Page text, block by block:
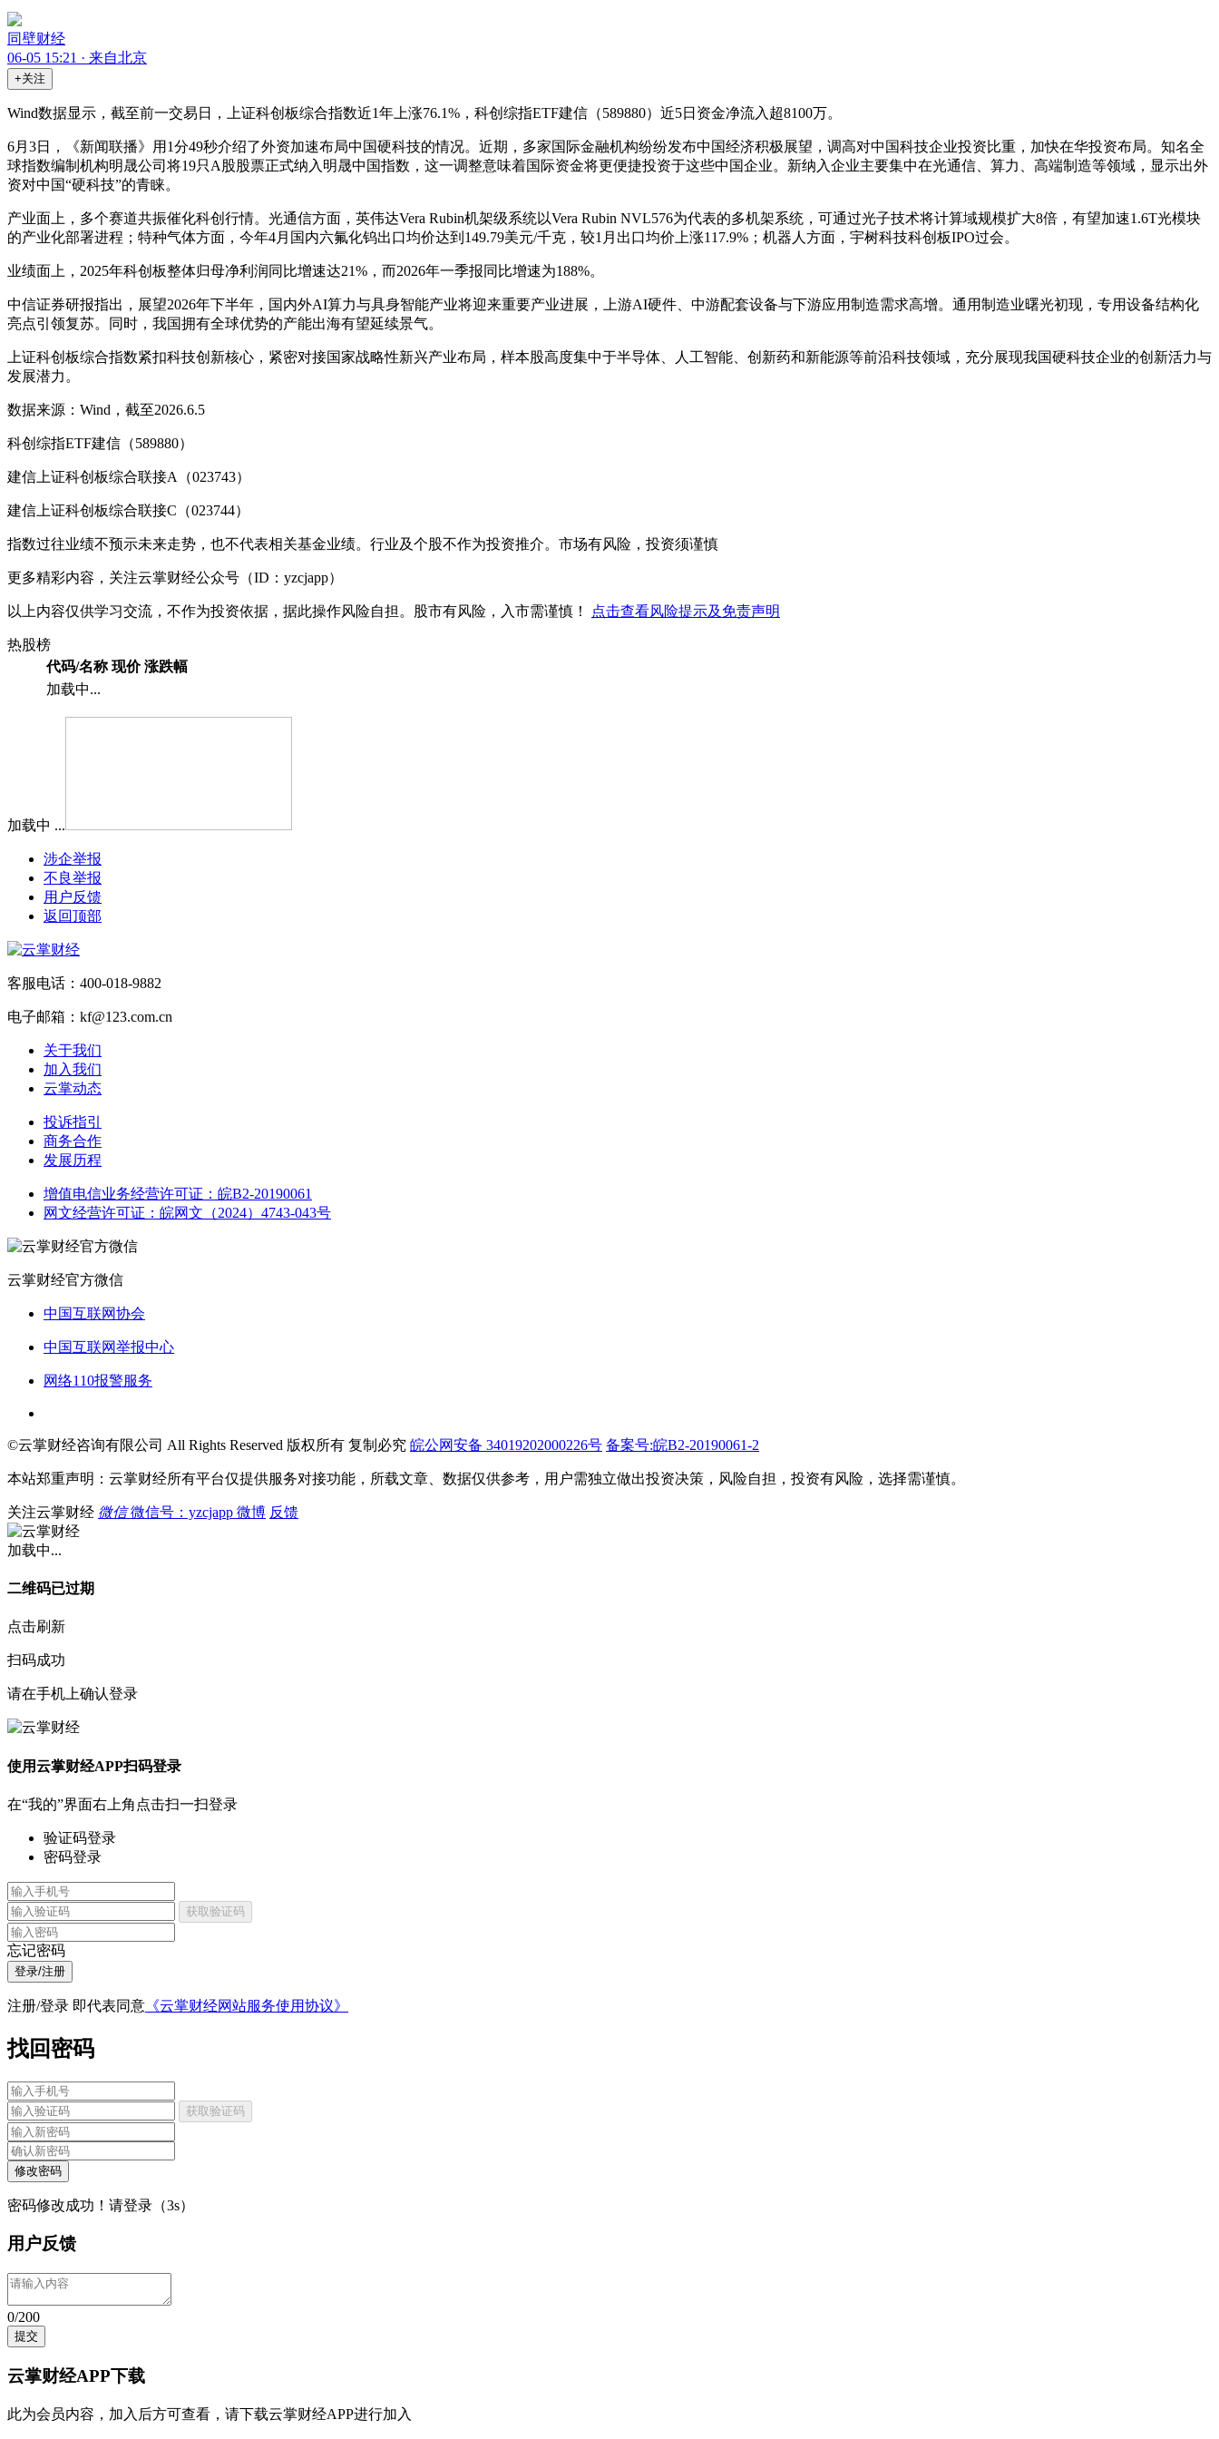
同壁财经
06-05 15:21 · 来自北京
+关注
Wind数据显示，截至前一交易日，上证科创板综合指数近1年上涨76.1%，科创综指ETF建信（589880）近5日资金净流入超8100万。
6月3日，《新闻联播》用1分49秒介绍了外资加速布局中国硬科技的情况。近期，多家国际金融机构纷纷发布中国经济积极展望，调高对中国科技企业投资比重，加快在华投资布局。知名全
球指数编制机构明晟公司将19只A股股票正式纳入明晟中国指数，这一调整意味着国际资金将更便捷投资于这些中国企业。新纳入企业主要集中在光通信、算力、高端制造等领域，显示出外
资对中国“硬科技”的青睐。
产业面上，多个赛道共振催化科创行情。光通信方面，英伟达Vera Rubin机架级系统以Vera Rubin NVL576为代表的多机架系统，可通过光子技术将计算域规模扩大8倍，有望加速1.6T光模块
的产业化部署进程；特种气体方面，今年4月国内六氟化钨出口均价达到149.79美元/千克，较1月出口均价上涨117.9%；机器人方面，宇树科技科创板IPO过会。
业绩面上，2025年科创板整体归母净利润同比增速达21%，而2026年一季报同比增速为188%。
中信证券研报指出，展望2026年下半年，国内外AI算力与具身智能产业将迎来重要产业进展，上游AI硬件、中游配套设备与下游应用制造需求高增。通用制造业曙光初现，专用设备结构化
亮点引领复苏。同时，我国拥有全球优势的产能出海有望延续景气。
上证科创板综合指数紧扣科技创新核心，紧密对接国家战略性新兴产业布局，样本股高度集中于半导体、人工智能、创新药和新能源等前沿科技领域，充分展现我国硬科技企业的创新活力与
发展潜力。
数据来源：Wind，截至2026.6.5
科创综指ETF建信（589880）
建信上证科创板综合联接A（023743）
建信上证科创板综合联接C（023744）
指数过往业绩不预示未来走势，也不代表相关基金业绩。行业及个股不作为投资推介。市场有风险，投资须谨慎
更多精彩内容，关注云掌财经公众号（ID：yzcjapp）
以上内容仅供学习交流，不作为投资依据，据此操作风险自担。股市有风险，入市需谨慎！ 点击查看风险提示及免责声明
热股榜
代码/名称 现价 涨跌幅
加载中...
加载中 ...
涉企举报
不良举报
用户反馈
返回顶部
客服电话：400-018-9882
电子邮箱：kf@123.com.cn
关于我们
加入我们
云掌动态
投诉指引
商务合作
发展历程
增值电信业务经营许可证：皖B2-20190061
网文经营许可证：皖网文（2024）4743-043号
云掌财经官方微信
中国互联网协会
中国互联网举报中心
网络110报警服务
©云掌财经咨询有限公司 All Rights Reserved 版权所有 复制必究 皖公网安备 34019202000226号 备案号:皖B2-20190061-2
本站郑重声明：云掌财经所有平台仅提供服务对接功能，所载文章、数据仅供参考，用户需独立做出投资决策，风险自担，投资有风险，选择需谨慎。
关注云掌财经 微信 微信号：yzcjapp 微博 反馈
加载中...
二维码已过期
点击刷新
扫码成功
请在手机上确认登录
使用云掌财经APP扫码登录
在“我的”界面右上角点击扫一扫登录
验证码登录
密码登录
获取验证码
忘记密码
登录/注册
注册/登录 即代表同意 《云掌财经网站服务使用协议》
找回密码
获取验证码
修改密码
密码修改成功！请登录（3s）
用户反馈
0/200
提交
云掌财经APP下载
此为会员内容，加入后方可查看，请下载云掌财经APP进行加入